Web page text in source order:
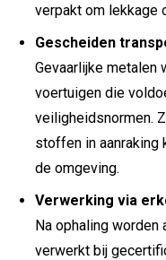
verpakt om lekkage
Gescheiden
Gevaarlijke metalen
voertuigen die
veiligheidsnormen.
stoffen in aanraking
de omgeving.
Verwerking via
Na ophaling worden
verwerkt bij